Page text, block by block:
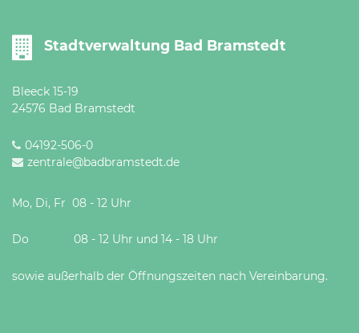
Stadtverwaltung Bad Bramstedt
Bleeck 15-19
24576 Bad Bramstedt
04192-506-0
zentrale@badbramstedt.de
Mo, Di, Fr 08 - 12 Uhr
Do 08 - 12 Uhr und 14 - 18 Uhr
sowie außerhalb der Öffnungszeiten nach Vereinbarung.